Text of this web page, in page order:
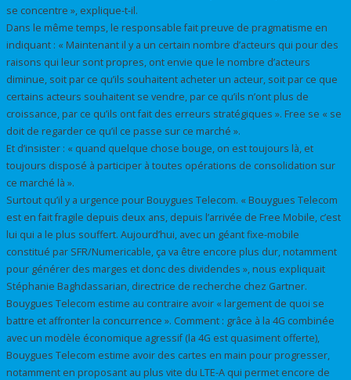
se concentre », explique-t-il.
Dans le même temps, le responsable fait preuve de pragmatisme en
indiquant : « Maintenant il y a un certain nombre d’acteurs qui pour des
raisons qui leur sont propres, ont envie que le nombre d’acteurs
diminue, soit par ce qu’ils souhaitent acheter un acteur, soit par ce que
certains acteurs souhaitent se vendre, par ce qu’ils n’ont plus de
croissance, par ce qu’ils ont fait des erreurs stratégiques ». Free se « se
doit de regarder ce qu’il ce passe sur ce marché ».
Et d’insister : « quand quelque chose bouge, on est toujours là, et
toujours disposé à participer à toutes opérations de consolidation sur
ce marché là ».
Surtout qu’il y a urgence pour Bouygues Telecom. « Bouygues Telecom
est en fait fragile depuis deux ans, depuis l’arrivée de Free Mobile, c’est
lui qui a le plus souffert. Aujourd’hui, avec un géant fixe-mobile
constitué par SFR/Numericable, ça va être encore plus dur, notamment
pour générer des marges et donc des dividendes », nous expliquait
Stéphanie Baghdassarian, directrice de recherche chez Gartner.
Bouygues Telecom estime au contraire avoir « largement de quoi se
battre et affronter la concurrence ». Comment : grâce à la 4G combinée
avec un modèle économique agressif (la 4G est quasiment offerte),
Bouygues Telecom estime avoir des cartes en main pour progresser,
notamment en proposant au plus vite du LTE-A qui permet encore de